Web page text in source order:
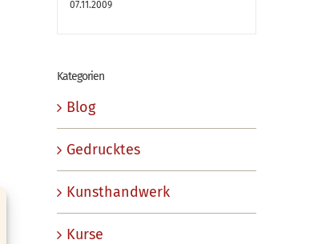
07.11.2009
Kategorien
Blog
Gedrucktes
Kunsthandwerk
Kurse